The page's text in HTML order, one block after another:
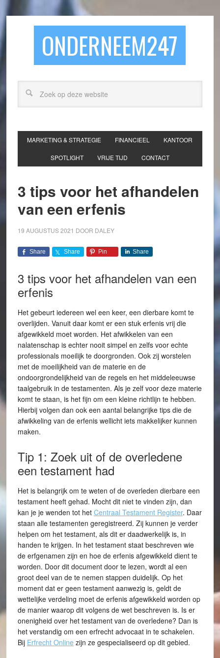
ONDERNEEM247
MARKETING & STRATEGIE FINANCIEEL KANTOOR
SPOTLIGHT VRIJE TIJD CONTACT
3 tips voor het afhandelen
van een erfenis
19 AUGUSTUS 2021 DOOR DALEY
Share Share Pin Share
3 tips voor het afhandelen van een
erfenis
Het gebeurt iedereen wel een keer, een dierbare komt te
overlijden. Vanuit daar komt er een stuk erfenis vrij die
afgewikkeld moet worden. Het afwikkelen van een
nalatenschap is echter nooit simpel en zelfs voor echte
professionals moeilijk te doorgronden. Ook zij worstelen
met de moeilijkheid van de materie en de
ondoorgrondelijkheid van de regels en het middeleeuwse
taalgebruik in de testamenten. Als je zelf voor deze materie
komt te staan, is het fijn om een kleine richtlijn te hebben.
Hierbij volgen dan ook een aantal belangrijke tips die de
afwikkeling van de erfenis wellicht iets makkelijker kunnen
maken.
Tip 1: Zoek uit of de overledene
een testament had
Het is belangrijk om te weten of de overleden dierbare een
testament heeft gehad. Mocht dit niet te vinden zijn, dan
kan je je wenden tot het Centraal Testament Register. Daar
staan alle testamenten geregistreerd. Zij kunnen je verder
helpen om het testament, als dit er daadwerkelijk is, in
handen te krijgen. In het testament staat beschreven wie
de erfgenamen zijn en hoe de erfenis afgewikkeld dient te
worden. Door dit document door te lezen, wordt al een
groot deel van de te nemen stappen duidelijk. Op het
moment dat er geen testament aanwezig is, geldt de
wettelijke verdeling moet de erfenis afgewikkeld worden op
de manier waarop dit volgens de wet beschreven is. Is er
onenigheid over het testament van de overledene? Dan is
het verstandig om een erfrecht advocaat in te schakelen.
Bij Erfrecht Online zijn ze gespecialiseerd op dit gebied.